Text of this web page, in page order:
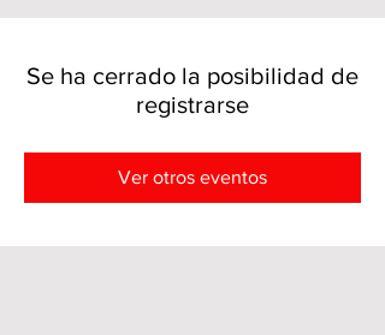
Se ha cerrado la posibilidad de
registrarse
Ver otros eventos